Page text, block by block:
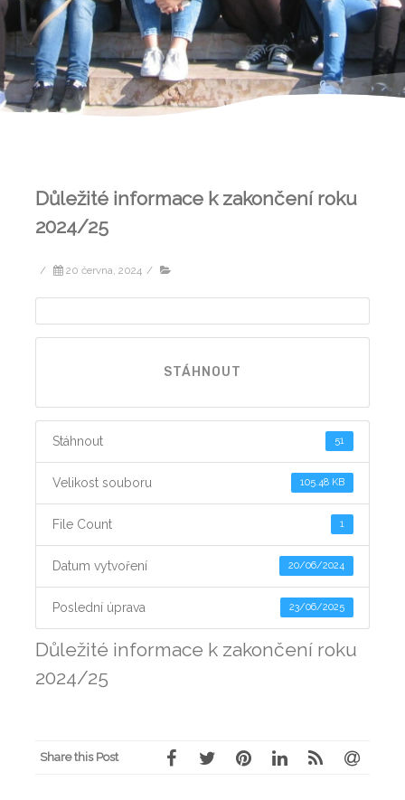
Důležité informace k zakončení roku
2024/25
/ 20 června, 2024 /
STÁHNOUT
Stáhnout 51
Velikost souboru 105.48 KB
File Count 1
Datum vytvoření 20/06/2024
Poslední úprava 23/06/2025
Důležité informace k zakončení roku
2024/25
Share this Post